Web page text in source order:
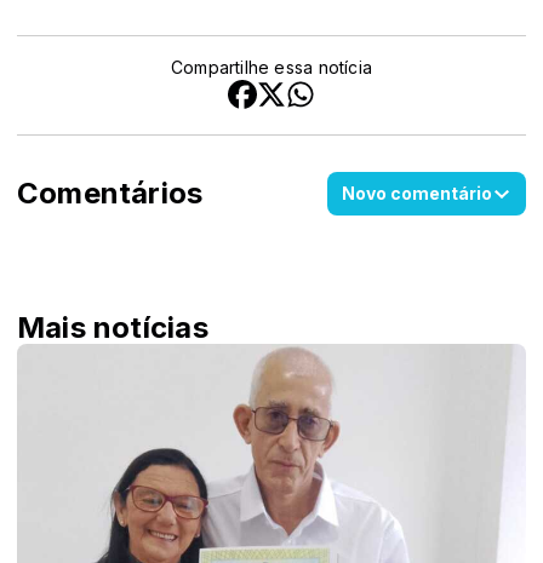
Compartilhe essa notícia
Comentários Novo comentário
Mais notícias